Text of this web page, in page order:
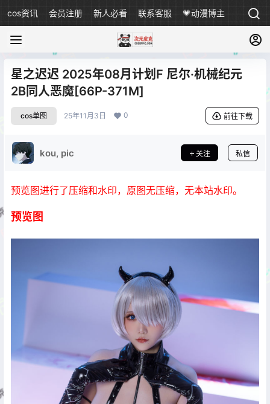
cos资讯 会员注册 新人必看 联系客服 💗动漫博主
星之迟迟 2025年08月计划F 尼尔·机械纪元
2B同人恶魔[66P-371M]
cos单图 25年11月3日 0 前往下载
kou, pic 关注 私信
预览图进行了压缩和水印，原图无压缩，无本站水印。
预览图